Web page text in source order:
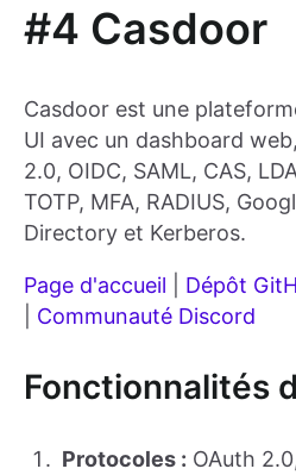
#4 Casdoor
Casdoor est une
UI avec un dashboard
2.0, OIDC, SAML, CAS,
TOTP, MFA, RADIUS,
Directory et Kerberos.
Page d'accueil Dépôt
Communauté Discord
Fonctionnalités
Protocoles : OAuth